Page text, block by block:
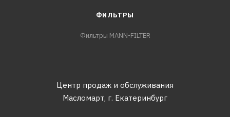
ФИЛЬТРЫ
Фильтры MANN-FILTER
Центр продаж и обслуживания
Масломарт, г. Екатеринбург